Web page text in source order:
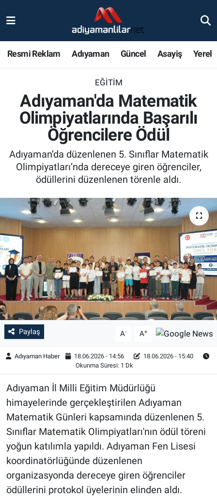
Resmi Reklam Adıyaman Güncel Asayiş Yerel
EĞITIM
Adıyaman'da Matematik
Olimpiyatlarında Başarılı
Öğrencilere Ödül
Adıyaman’da düzenlenen 5. Sınıflar Matematik
Olimpiyatları’nda dereceye giren öğrenciler,
ödüllerini düzenlenen törenle aldı.
Paylaş A- A+
Adıyaman Haber 18.06.2026 - 14:56
18.06.2026 - 15:40
Okunma Süresi: 1 Dk
Adıyaman İl Milli Eğitim Müdürlüğü
himayelerinde gerçekleştirilen Adıyaman
Matematik Günleri kapsamında düzenlenen 5.
Sınıflar Matematik Olimpiyatları'nın ödül töreni
yoğun katılımla yapıldı. Adıyaman Fen Lisesi
koordinatörlüğünde düzenlenen
organizasyonda dereceye giren öğrenciler
ödüllerini protokol üyelerinin elinden aldı.
Magazin
Bölge Haberleri
Gündem
Asayiş
Sağlık
Özel Haber
Kültür Sanat
Eğitim
Ekonomi
Yaşam
Çevre
BİLİM VE TEKNOLOJİ
Şambayat Haber
Nöbetçi Eczaneler
Adiyaman Namaz Vakitleri
Trafik Durumu
Süper Lig Puan Durumu ve Fikstür
Tüm Manşetler
Son Dakika Haberleri
Haber Arşivi